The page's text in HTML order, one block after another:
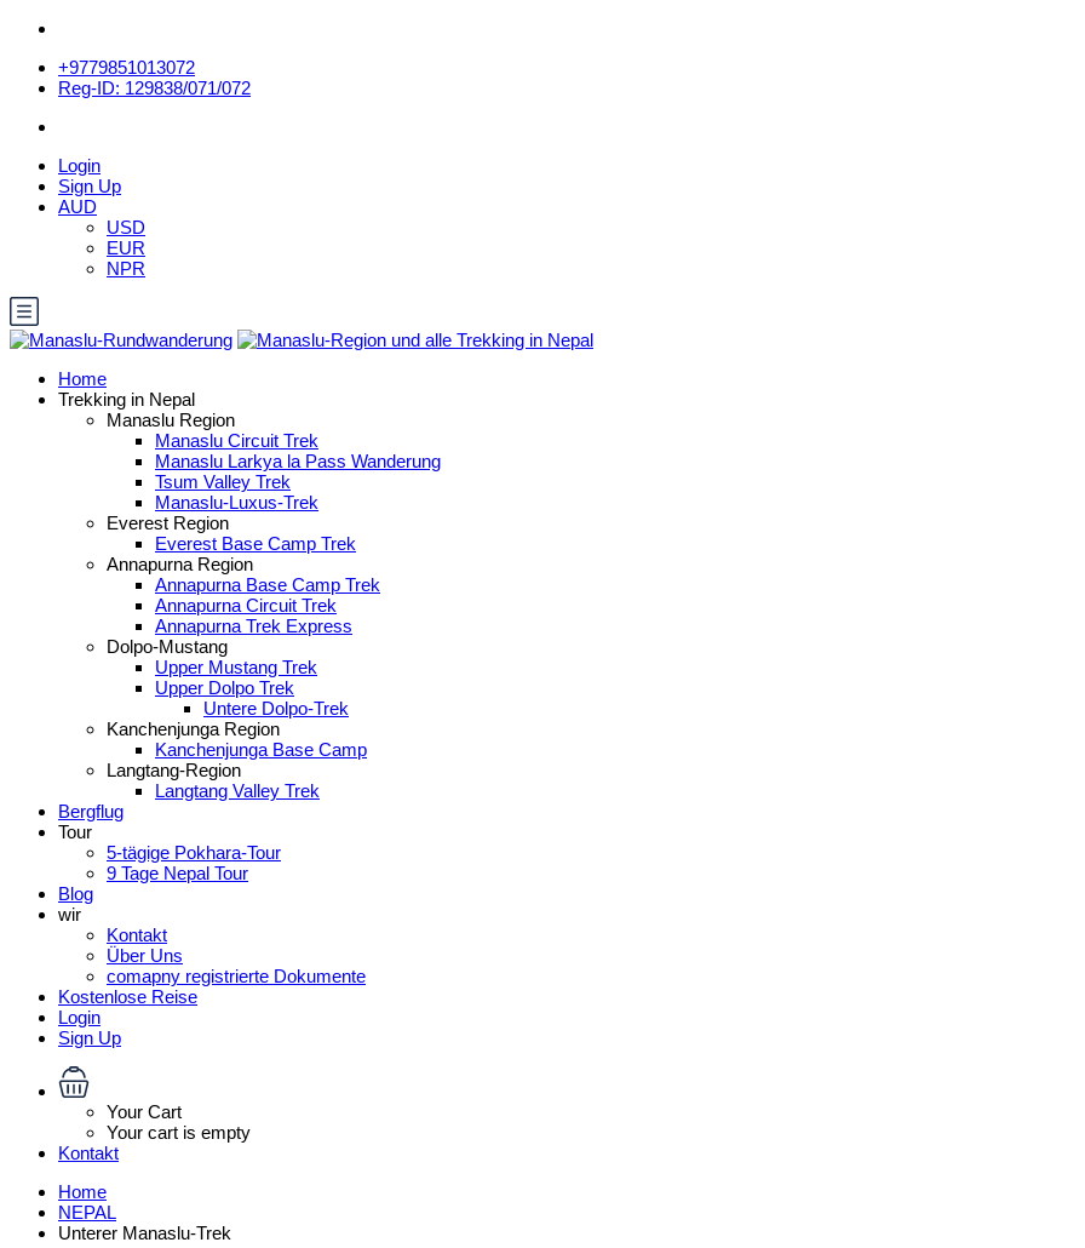
+9779851013072
Reg-ID: 129838/071/072
Login
Sign Up
AUD
USD
EUR
NPR
Home
Trekking in Nepal
Manaslu Region
Manaslu Circuit Trek
Manaslu Larkya la Pass Wanderung
Tsum Valley Trek
Manaslu-Luxus-Trek
Everest Region
Everest Base Camp Trek
Annapurna Region
Annapurna Base Camp Trek
Annapurna Circuit Trek
Annapurna Trek Express
Dolpo-Mustang
Upper Mustang Trek
Upper Dolpo Trek
Untere Dolpo-Trek
Kanchenjunga Region
Kanchenjunga Base Camp
Langtang-Region
Langtang Valley Trek
Bergflug
Tour
5-tägige Pokhara-Tour
9 Tage Nepal Tour
Blog
wir
Kontakt
Über Uns
comapny registrierte Dokumente
Kostenlose Reise
Login
Sign Up
Your Cart
Your cart is empty
Kontakt
Home
NEPAL
Unterer Manaslu-Trek